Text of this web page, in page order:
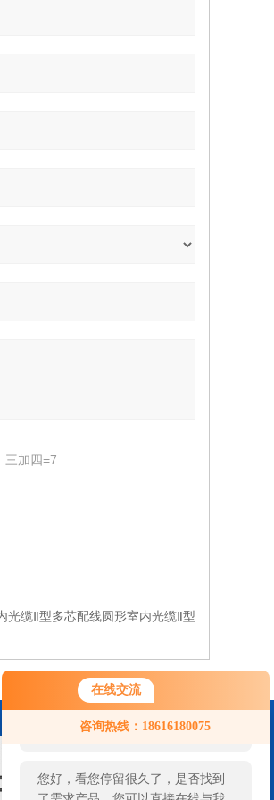
在线交流
咨询热线：18616180075
您好！欢迎前来咨询，很高兴为您
服务，请问您要咨询什么问题呢？
您好，看您停留很久了，是否找到
三加四=7
光缆Ⅱ型多芯配线圆形室内光缆Ⅱ型